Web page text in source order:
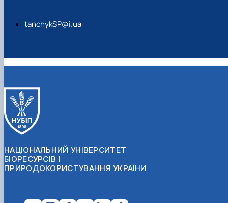
tanchykSP@i.ua
НАЦІОНАЛЬНИЙ УНІВЕРСИТЕТ
БІОРЕСУРСІВ І
ПРИРОДОКОРИСТУВАННЯ УКРАЇНИ